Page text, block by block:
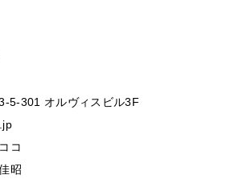
5-301 オルヴィスビル3F
コ
昭